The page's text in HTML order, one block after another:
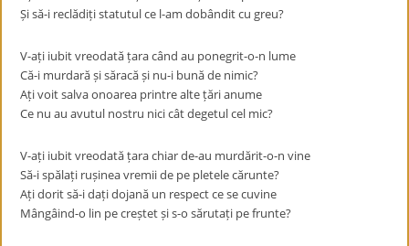
Și să-i reclădiți statutul ce l-am dobândit cu greu?
V-ați iubit vreodată țara când au ponegrit-o-n lume
Că-i murdară și săracă și nu-i bună de nimic?
Ați voit salva onoarea printre alte țări anume
Ce nu au avutul nostru nici cât degetul cel mic?
V-ați iubit vreodată țara chiar de-au murdărit-o-n vine
Să-i spălați rușinea vremii de pe pletele cărunte?
Ați dorit să-i dați dojană un respect ce se cuvine
Mângâind-o lin pe creștet și s-o sărutați pe frunte?